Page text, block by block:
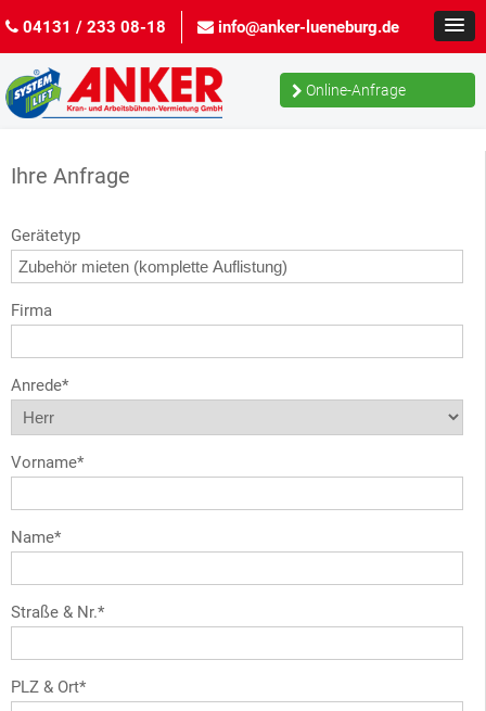
04131 / 233 08-18 info@anker-lueneburg.de
Online-Anfrage
Ihre Anfrage
Gerätetyp
Firma
Anrede*
Vorname*
Name*
Straße & Nr.*
PLZ & Ort*